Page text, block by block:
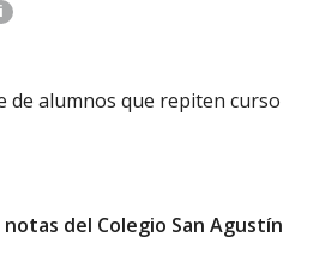
i
de alumnos que repiten curso
del Colegio San Agustín